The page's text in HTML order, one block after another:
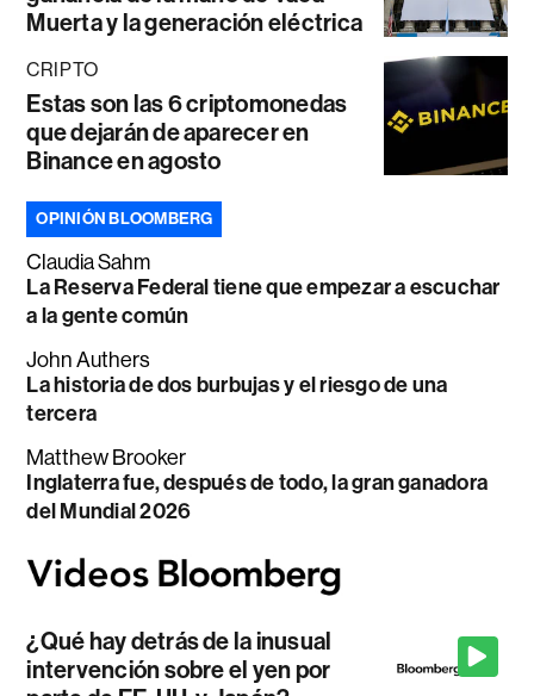
Muerta y la generación eléctrica
CRIPTO
Estas son las 6 criptomonedas
que dejarán de aparecer en
Binance en agosto
OPINIÓN BLOOMBERG
Claudia Sahm
La Reserva Federal tiene que empezar a escuchar
a la gente común
John Authers
La historia de dos burbujas y el riesgo de una
tercera
Matthew Brooker
Inglaterra fue, después de todo, la gran ganadora
del Mundial 2026
¿Qué hay detrás de la inusual
intervención sobre el yen por